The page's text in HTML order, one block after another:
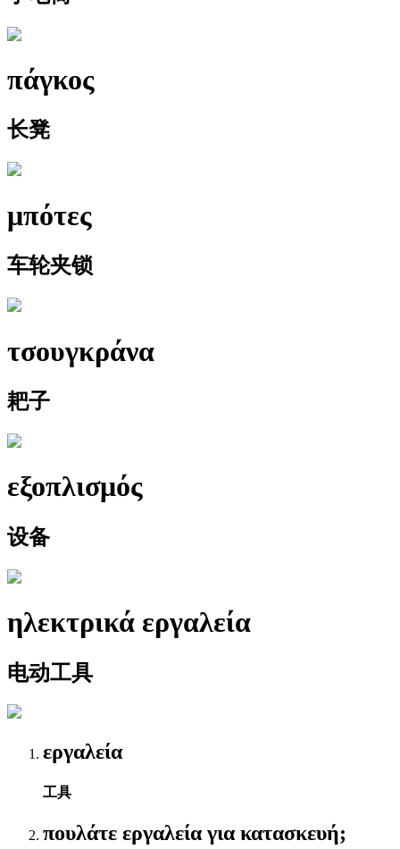
πάγκος
长凳
μπότες
车轮夹锁
τσουγκράνα
耙子
εξοπλισμός
设备
ηλεκτρικά εργαλεία
电动工具
εργαλεία
工具
πουλάτε εργαλεία για κατασκευή;